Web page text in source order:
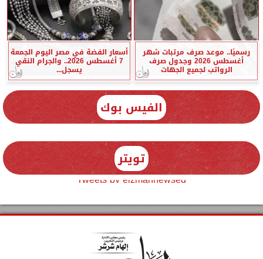
رسميًا.. موعد صرف مرتبات شهر
أغسطس 2026 وجدول صرف
الرواتب لجميع الجهات
أسعار الفضة في مصر اليوم الجمعة
7 أغسطس 2026.. والجرام النقي
يسجل...
الفيس بوك
تويتر
Tweets by elzmannewseg